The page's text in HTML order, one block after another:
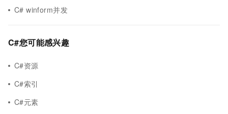
C# winform并发
C#您可能感兴趣
C#资源
C#索引
C#元素